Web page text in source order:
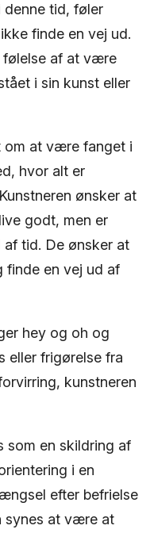
denne tid, føler
finde en vej ud.
følelse af at være
i sin kunst eller
om at være fanget i
hvor alt er
ønsker at
godt, men er
tid. De ønsker at
finde en vej ud af
hey og oh og
eller frigørelse fra
kunstneren
som en skildring af
i en
efter befrielse
synes at være at